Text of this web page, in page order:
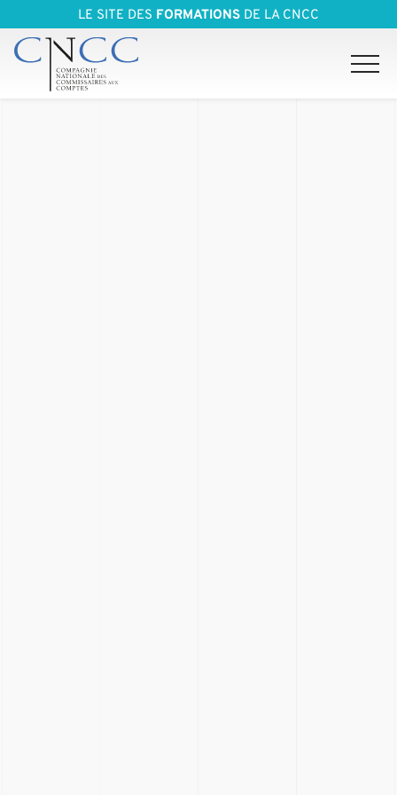
LE SITE DES FORMATIONS DE LA CNCC